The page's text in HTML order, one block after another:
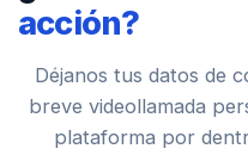
acción?
Déjanos tus datos de
breve videollamada
plataforma por